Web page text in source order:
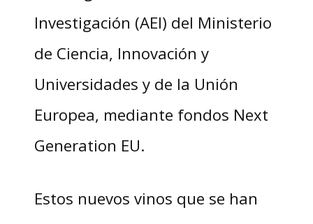
Investigación (AEI) del Ministerio
de Ciencia, Innovación y
Universidades y de la Unión
Europea, mediante fondos Next
Generation EU.
Estos nuevos vinos que se han